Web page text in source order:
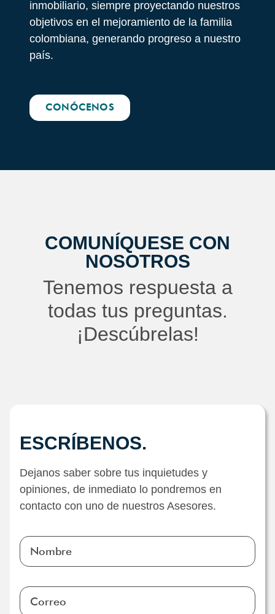
inmobiliario, siempre proyectando nuestros
objetivos en el mejoramiento de la familia
colombiana, generando progreso a nuestro
país.
CONÓCENOS
COMUNÍQUESE CON
NOSOTROS
Tenemos respuesta a
todas tus preguntas.
¡Descúbrelas!
ESCRÍBENOS.
Dejanos saber sobre tus inquietudes y
opiniones, de inmediato lo pondremos en
contacto con uno de nuestros Asesores.